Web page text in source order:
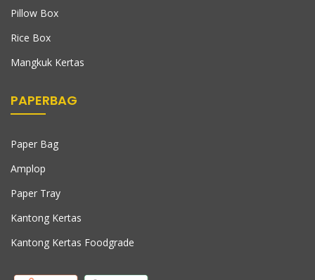
Pillow Box
Rice Box
Mangkuk Kertas
PAPERBAG
Paper Bag
Amplop
Paper Tray
Kantong Kertas
Kantong Kertas Foodgrade